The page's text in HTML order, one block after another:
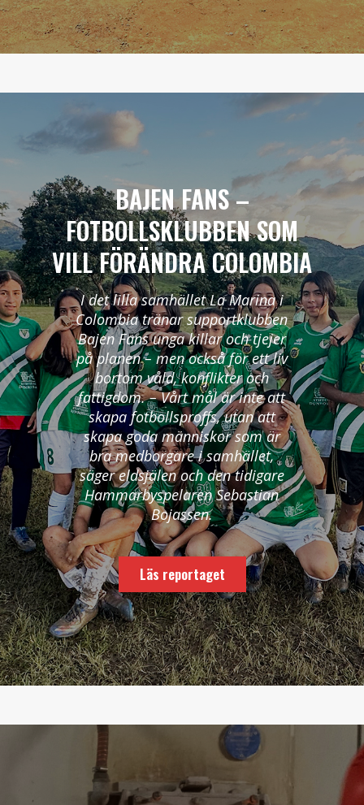
BAJEN FANS –
FOTBOLLSKLUBBEN SOM
VILL FÖRÄNDRA COLOMBIA
I det lilla samhället La Marina i
Colombia tränar supportklubben
Bajen Fans unga killar och tjejer
på planen – men också för ett liv
bortom våld, konflikter och
fattigdom. – Vårt mål är inte att
skapa fotbollsproffs, utan att
skapa goda människor som är
bra medborgare i samhället,
säger eldsjälen och den tidigare
Hammarbyspelaren Sebastian
Bojassen.
Läs reportaget